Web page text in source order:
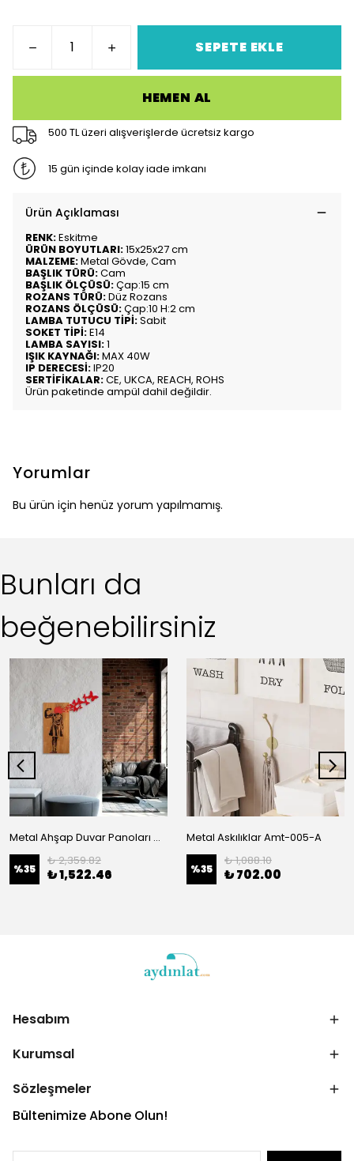
SEPETE EKLE
HEMEN AL
500 TL üzeri alışverişlerde ücretsiz kargo
15 gün içinde kolay iade imkanı
Ürün Açıklaması
RENK:Eskitme
ÜRÜN BOYUTLARI:15x25x27 cm
MALZEME:Metal Gövde, Cam
BAŞLIK TÜRÜ:Cam
BAŞLIK ÖLÇÜSÜ:Çap:15 cm
ROZANS TÜRÜ:Düz Rozans
ROZANS ÖLÇÜSÜ:Çap:10 H:2 cm
LAMBA TUTUCU TİPİ:Sabit
SOKET TİPİ:E14
LAMBA SAYISI:1
IŞIK KAYNAĞI:MAX 40W
IP DERECESİ:IP20
SERTİFİKALAR:CE, UKCA, REACH, ROHS
Ürün paketinde ampül dahil değildir.
Yorumlar
Bu ürün için henüz yorum yapılmamış.
Bunları da
beğenebilirsiniz
Metal Ahşap Duvar Panoları Ma-367
%35
₺ 2,359.82
₺ 1,522.46
Metal Askılıklar Amt-005-A
%35
₺ 1,088.10
₺ 702.00
Hesabım
Kurumsal
Sözleşmeler
Bültenimize Abone Olun!